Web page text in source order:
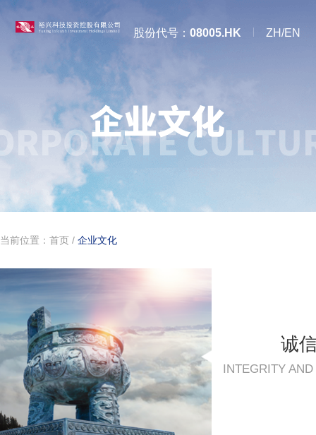
股份代号： 08005.HK ZH/EN
当前位置： 首页 / 企业文化
诚
INTEGRITY